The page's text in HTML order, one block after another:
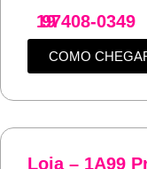
19
97408-0349
COMO
Loja – 1A99